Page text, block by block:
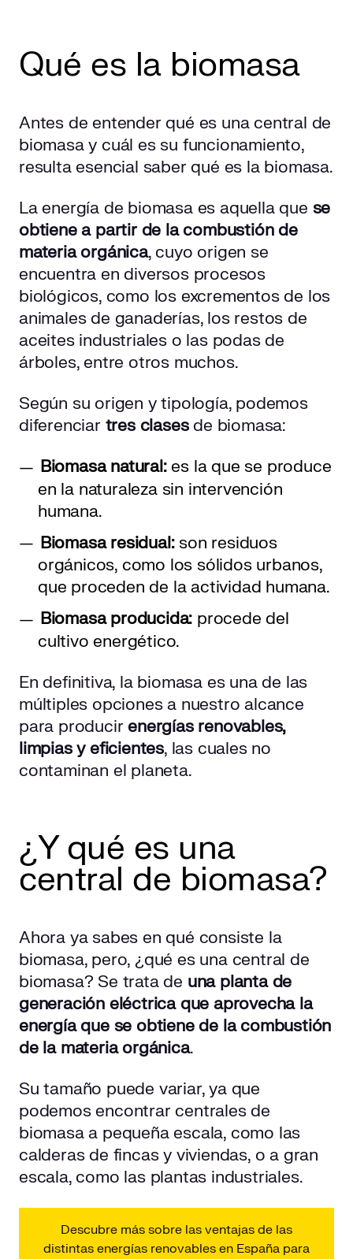
Qué es la biomasa
Antes de entender qué es una central de
biomasa y cuál es su funcionamiento,
resulta esencial saber qué es la biomasa.
La energía de biomasa es aquella que se
obtiene a partir de la combustión de
materia orgánica, cuyo origen se
encuentra en diversos procesos
biológicos, como los excrementos de los
animales de ganaderías, los restos de
aceites industriales o las podas de
árboles, entre otros muchos.
Según su origen y tipología, podemos
diferenciar tres clasesde biomasa:
Biomasa natural:es la que se produce
en la naturaleza sin intervención
humana.
Biomasa residual:son residuos
orgánicos, como los sólidos urbanos,
que proceden de la actividad humana.
Biomasa producida: procede del
cultivo energético.
En definitiva, la biomasa es una de las
múltiples opciones a nuestro alcance
para producir energías renovables,
limpias y eficientes, las cuales no
contaminan el planeta.
¿Y qué es una
central de biomasa?
Ahora ya sabes en qué consiste la
biomasa, pero, ¿qué es una central de
biomasa? Se trata de una planta de
generación eléctrica que aprovecha la
energía que se obtiene de la combustión
de la materia orgánica.
Su tamaño puede variar, ya que
podemos encontrar centrales de
biomasa a pequeña escala, como las
calderas de fincas y viviendas, o a gran
escala, como las plantas industriales.
Descubre más sobre las ventajas de las
distintas energías renovables en España para